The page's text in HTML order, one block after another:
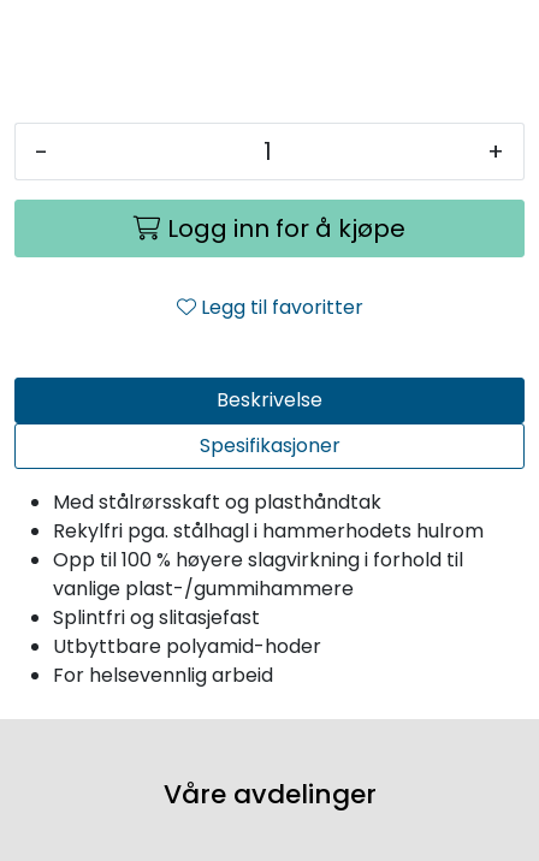
- +
Logg inn for å kjøpe
Legg til favoritter
Beskrivelse
Spesifikasjoner
Med stålrørsskaft og plasthåndtak
Rekylfri pga. stålhagl i hammerhodets hulrom
Opp til 100 % høyere slagvirkning i forhold til
vanlige plast-/gummihammere
Splintfri og slitasjefast
Utbyttbare polyamid-hoder
For helsevennlig arbeid
Våre avdelinger